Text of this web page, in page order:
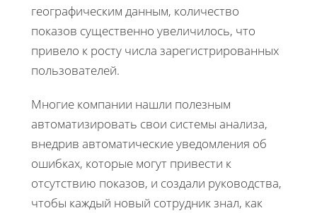
географическим данным, количество
показов существенно увеличилось, что
привело к росту числа зарегистрированных
пользователей.
Многие компании нашли полезным
автоматизировать свои системы анализа,
внедрив автоматические уведомления об
ошибках, которые могут привести к
отсутствию показов, и создали руководства,
чтобы каждый новый сотрудник знал, как